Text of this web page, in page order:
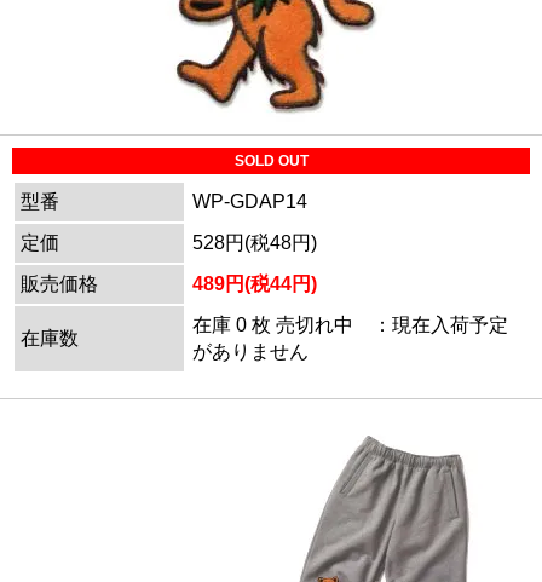
SOLD OUT
型番
WP-GDAP14
定価
528円(税48円)
販売価格
489円(税44円)
在庫数
在庫 0 枚 売切れ中 ：現在入荷予定
がありません